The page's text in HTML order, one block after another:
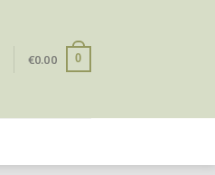
€0.00 0